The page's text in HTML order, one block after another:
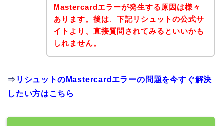
Mastercardエラーが発生する原因は様々
あります。後は、下記リシュットの公式サ
イトより、直接質問されてみるといいかも
しれません。
⇒ リシュットのMastercardエラーの問題を今すぐ解決
したい方はこちら